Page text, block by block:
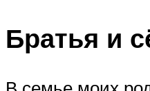
Братья и